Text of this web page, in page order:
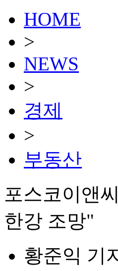
HOME
>
NEWS
>
경제
>
부동산
포스코이앤
한강 조망"
황준익 기